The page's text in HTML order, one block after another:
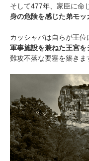
そして477年、家臣に命
身の危険を感じた弟モ
カッシャパは自らが王位
軍事施設を兼ねた王宮
難攻不落な要塞を築きま